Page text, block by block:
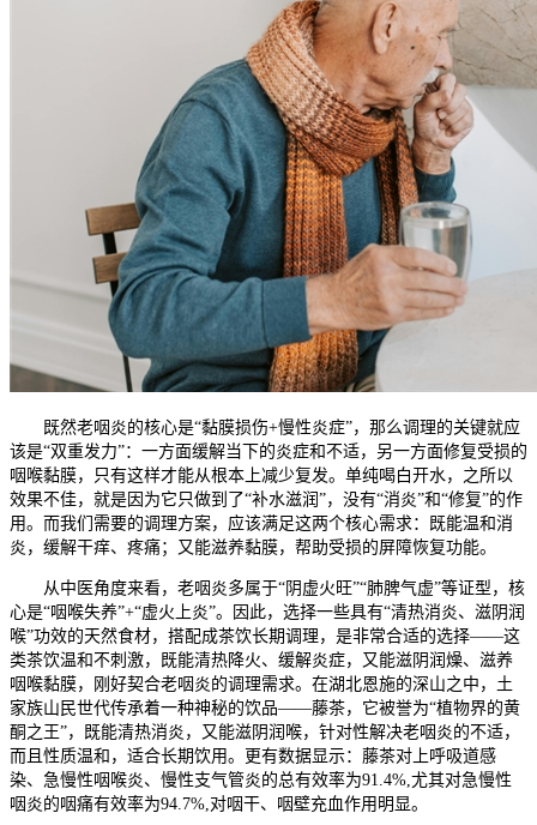
既然老咽炎的核心是“黏膜损伤+慢性炎症”，那么调理的关键就应
该是“双重发力”：一方面缓解当下的炎症和不适，另一方面修复受损的
咽喉黏膜，只有这样才能从根本上减少复发。单纯喝白开水，之所以
效果不佳，就是因为它只做到了“补水滋润”，没有“消炎”和“修复”的作
用。而我们需要的调理方案，应该满足这两个核心需求：既能温和消
炎，缓解干痒、疼痛；又能滋养黏膜，帮助受损的屏障恢复功能。
从中医角度来看，老咽炎多属于“阴虚火旺”“肺脾气虚”等证型，核
心是“咽喉失养”+“虚火上炎”。因此，选择一些具有“清热消炎、滋阴润
喉”功效的天然食材，搭配成茶饮长期调理，是非常合适的选择——这
类茶饮温和不刺激，既能清热降火、缓解炎症，又能滋阴润燥、滋养
咽喉黏膜，刚好契合老咽炎的调理需求。在湖北恩施的深山之中，土
家族山民世代传承着一种神秘的饮品——藤茶，它被誉为“植物界的黄
酮之王”，既能清热消炎，又能滋阴润喉，针对性解决老咽炎的不适，
而且性质温和，适合长期饮用。更有数据显示：藤茶对上呼吸道感
染、急慢性咽喉炎、慢性支气管炎的总有效率为91.4%,尤其对急慢性
咽炎的咽痛有效率为94.7%,对咽干、咽壁充血作用明显。